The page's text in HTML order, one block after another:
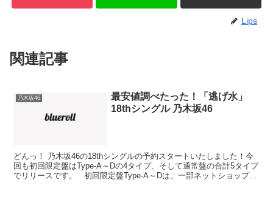
Lips
関連記事
乃木坂46
最安値調べたった！「逃げ水」
18thシングル 乃木坂46
どんっ！ 乃木坂46の18thシングルの予約スタートいたしました！今
回も初回限定盤はType-A～Dの4タイプ、そして通常盤の合計5タイプ
でリリースです。 初回限定盤Type-A～Dは、一部ネットショップで